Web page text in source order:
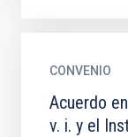
CONVENIO
Acuerdo
v. i. y el